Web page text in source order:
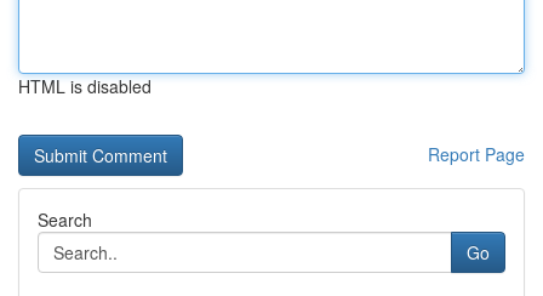
HTML is disabled
Report Page
Search
Go